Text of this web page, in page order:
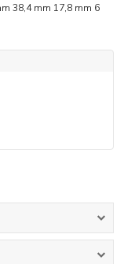
38,4 mm 17,8 mm 6